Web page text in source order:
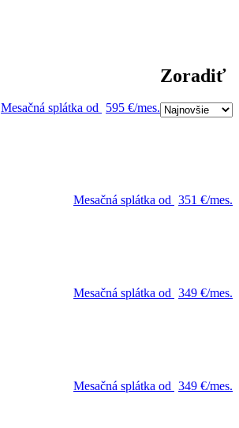
Zoradiť
Mesačná splátka od
595 €/mes.
Mesačná splátka od 351 €/mes.
Mesačná splátka od 349 €/mes.
Mesačná splátka od 349 €/mes.